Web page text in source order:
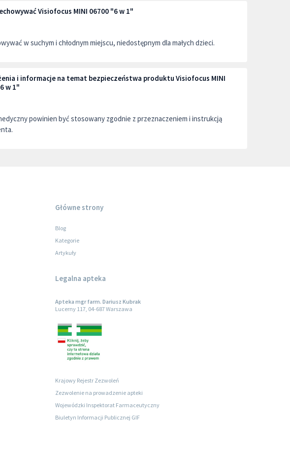
Visiofocus MINI 06700 "6 w 1"
w suchym i chłodnym miejscu, niedostępnym dla małych dzieci.
i informacje na temat bezpieczeństwa produktu Visiofocus MINI
w 1"
powinien być stosowany zgodnie z przeznaczeniem i instrukcją
Główne strony
Blog
Kategorie
Artykuły
Legalna apteka
Apteka mgr farm. Dariusz Kubrak
Lucerny 117, 04-687 Warszawa
Krajowy Rejestr Zezwoleń
Zezwolenie na prowadzenie apteki
Wojewódzki Inspektorat Farmaceutyczny
Biuletyn Informacji Publicznej GIF